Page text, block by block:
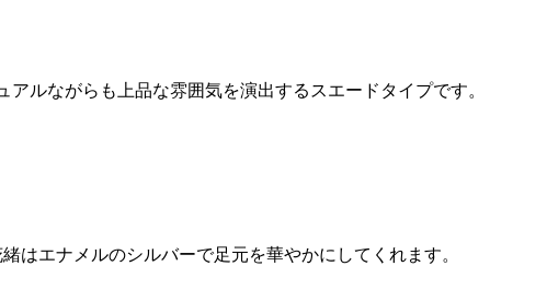
ルながらも上品な雰囲気を演出するスエードタイプです。
はエナメルのシルバーで足元を華やかにしてくれます。